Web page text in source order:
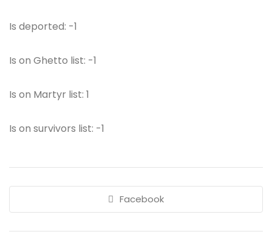
Is deported: -1
Is on Ghetto list: -1
Is on Martyr list: 1
Is on survivors list: -1
Facebook